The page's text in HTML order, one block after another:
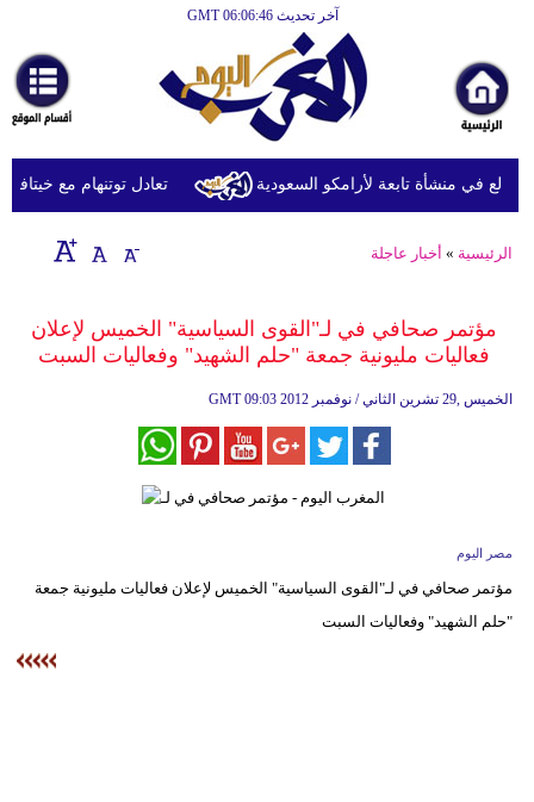
آخر تحديث GMT 06:06:46
أخبارعاجلة
رياضة
ثقافة
إقتصاد
وموسيقى
ديكور
أخبار
تعادل توتنهام مع خيتافي في منشأة تابعة لأرامكو السعودية
الرئيسية » أخبار عاجلة
مؤتمر صحافي في لـ"القوى السياسية" الخميس لإعلان
فعاليات مليونية جمعة "حلم الشهيد" وفعاليات السبت
GMT 09:03 2012 الخميس ,29 تشرين الثاني / نوفمبر
مصر اليوم
مؤتمر صحافي في لـ"القوى السياسية" الخميس لإعلان فعاليات مليونية جمعة
"حلم الشهيد" وفعاليات السبت